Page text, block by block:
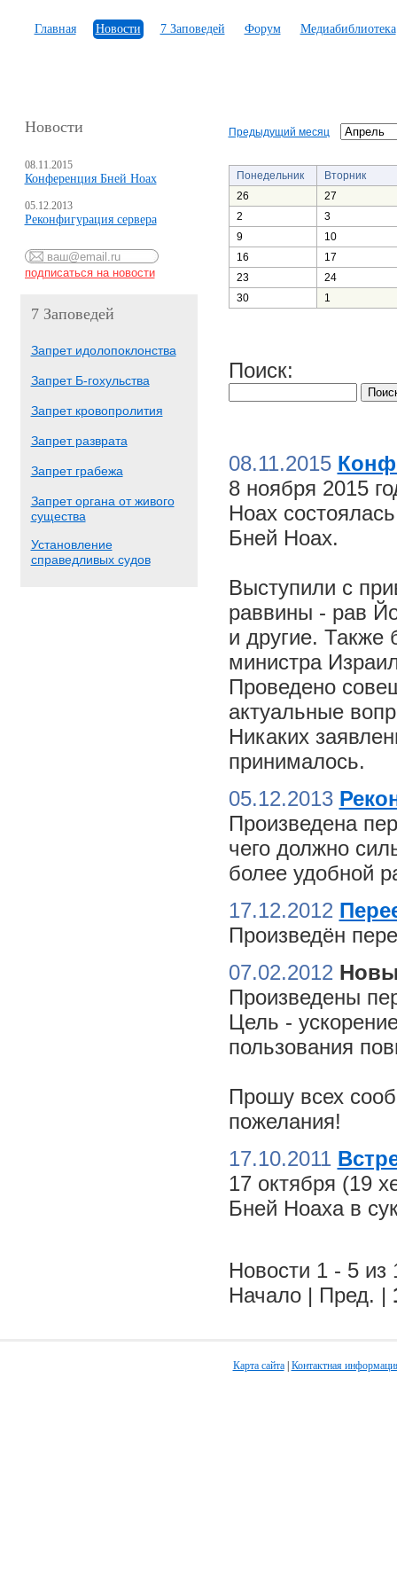
Главная Новости 7 Заповедей Форум Медиабиблиотека
Новости
08.11.2015
Конференция Бней Ноах
05.12.2013
Реконфигурация сервера
7 Заповедей
Запрет идолопоклонства
Запрет Б-гохульства
Запрет кровопролития
Запрет разврата
Запрет грабежа
Запрет органа от живого
существа
Установление
справедливых судов
Предыдущий месяц
Понедельник
Вторник
26
27
2
3
9
10
16
17
23
24
30
1
Поиск:
08.11.2015
8 ноября 2015
Ноах
Бней Ноах.
Выступили с
раввины - рав
и другие. Также
министра
Проведено
актуальные
Никаких
принималось.
05.12.2013
Произведена
чего должно
более удобной
17.12.2012
Произведён
07.02.2012
Произведены
Цель -
пользования
Прошу всех
пожелания!
17.10.2011
17 октября (19
Бней Ноаха в
Новости 1 - 5 из
Начало | Пред. |
Карта сайта| Контактная